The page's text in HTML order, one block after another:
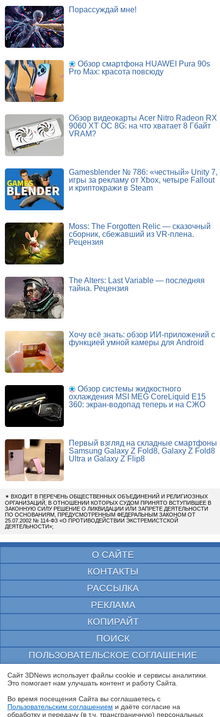
Порассуждай мне!
Обзор смартфона HUAWEI Pura 90s
Pro Max: красота повсюду
Обзор видеокарты Acer Nitro Radeon RX
9060 XT OC 8G: на что хватает 8 Гбайт
VRAM?
Gamesblender № 786: «честный» Unity 7,
игры за рекламу от Xbox, четыре Fallout
и криптокражи в Steam
Moss: The Forgotten Relic — сказочный
сборник, сбежавший из VR-плена.
Рецензия
The Alters: Last Variable — последняя
тайна. Рецензия
Хочу всё знать: обзор ИИ-приложений с
функцией умной камеры для Android
Обзор системы жидкостного
охлаждения MSI MEG CoreLiquid E15
360: экран-водопад теперь и на СЖО
Первый взгляд на складные смартфоны
Samsung Galaxy Z Fold8, Galaxy Z Fold8
Ultra и Galaxy Z Flip8
✴ ВХОДИТ В ПЕРЕЧЕНЬ ОБЩЕСТВЕННЫХ ОБЪЕДИНЕНИЙ И РЕЛИГИОЗНЫХ
ОРГАНИЗАЦИЙ, В ОТНОШЕНИИ КОТОРЫХ СУДОМ ПРИНЯТО ВСТУПИВШЕЕ В
ЗАКОННУЮ СИЛУ РЕШЕНИЕ О ЛИКВИДАЦИИ ИЛИ ЗАПРЕТЕ ДЕЯТЕЛЬНОСТИ
ПО ОСНОВАНИЯМ, ПРЕДУСМОТРЕННЫМ ФЕДЕРАЛЬНЫМ ЗАКОНОМ ОТ
25.07.2002 № 114-ФЗ «О ПРОТИВОДЕЙСТВИИ ЭКСТРЕМИСТСКОЙ
ДЕЯТЕЛЬНОСТИ»;
О САЙТЕ
КОНТАКТЫ
РАССЫЛКА
РЕКЛАМА
КОПИРАЙТ
ПОИСК
ПОЛЬЗОВАТЕЛЬСКОЕ СОГЛАШЕНИЕ
ЗАЩИЩЕНО CURATOR
© 1997—2026 Электронное периодическое издание "3ДНьюс" | Свидетельство о
выдано Федеральной Службой по надзору за соблюдением законодательства в сфере
массовых коммуникаций и охране культурного наследия
Сайт 3DNews использует файлы cookie и сервисы аналитики.
Это помогает нам улучшать контент и работу Cайта.
Во время посещения Cайта вы соглашаетесь с
Пользовательским соглашением и даёте согласие на
обработку и передачу (в т.ч. трансграничную) персональных